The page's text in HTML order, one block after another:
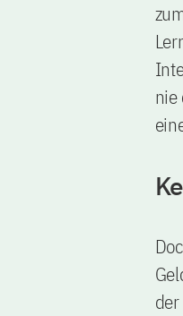
nie